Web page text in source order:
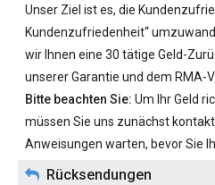
Unser Ziel ist es, die
Kundenzufriedenheit“
wir Ihnen eine 30 tätige Geld-
unserer Garantie und dem RMA-
Bitte beachten Sie: Um Ihr Geld
müssen Sie uns zunächst
Anweisungen warten, bevor Sie
Rücksendungen